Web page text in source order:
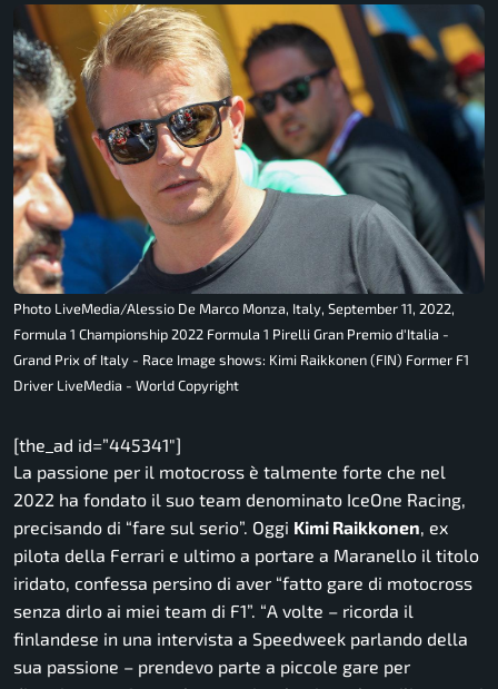
Photo LiveMedia/Alessio De Marco Monza, Italy, September 11, 2022,
Formula 1 Championship 2022 Formula 1 Pirelli Gran Premio d'Italia -
Grand Prix of Italy - Race Image shows: Kimi Raikkonen (FIN) Former F1
Driver LiveMedia - World Copyright
[the_ad id=”445341″]
La passione per il motocross è talmente forte che nel
2022 ha fondato il suo team denominato IceOne Racing,
precisando di “fare sul serio”. Oggi Kimi Raikkonen, ex
pilota della Ferrari e ultimo a portare a Maranello il titolo
iridato, confessa persino di aver “fatto gare di motocross
senza dirlo ai miei team di F1”. “A volte – ricorda il
finlandese in una intervista a Speedweek parlando della
sua passione – prendevo parte a piccole gare per